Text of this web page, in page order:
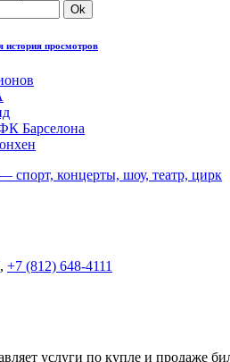
история просмотров
Барселона
спорт, концерты, шоу, театр, цирк
, +7 (812) 648-4111
услуги по купле и продаже